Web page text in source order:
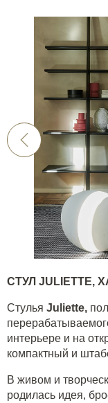
СТУЛ JULIETTE,
Стулья Juliette,
интерьере и на
компактный и
В живом и
родилась идея,